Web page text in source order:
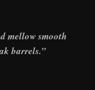
mellow smooth
barrels.”